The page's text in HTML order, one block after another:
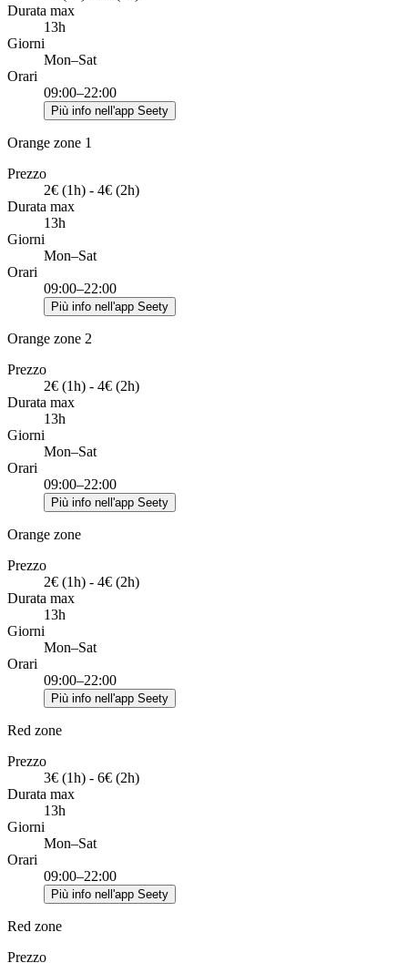
Durata max
13h
Giorni
Mon–Sat
Orari
09:00–22:00
Più info nell'app Seety
Orange zone 1
Prezzo
2€ (1h) - 4€ (2h)
Durata max
13h
Giorni
Mon–Sat
Orari
09:00–22:00
Più info nell'app Seety
Orange zone 2
Prezzo
2€ (1h) - 4€ (2h)
Durata max
13h
Giorni
Mon–Sat
Orari
09:00–22:00
Più info nell'app Seety
Orange zone
Prezzo
2€ (1h) - 4€ (2h)
Durata max
13h
Giorni
Mon–Sat
Orari
09:00–22:00
Più info nell'app Seety
Red zone
Prezzo
3€ (1h) - 6€ (2h)
Durata max
13h
Giorni
Mon–Sat
Orari
09:00–22:00
Più info nell'app Seety
Red zone
Prezzo